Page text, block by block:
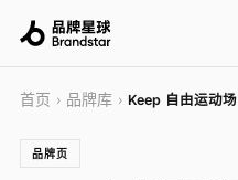
首页 › 品牌库 › Keep 自由运动场
品牌页